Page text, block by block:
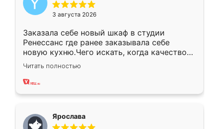
3 августа 2026
Заказала себе новый шкаф в студии
Ренессанс где ранее заказывала себе
новую кухню.Чего искать, когда качеством
вполне довольна. Служит кухня уже почти
два года, нареканий нет.
Читать полностью
Ярослава